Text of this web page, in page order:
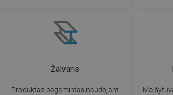
Žalvaris
Produktas pagamintas naudojant